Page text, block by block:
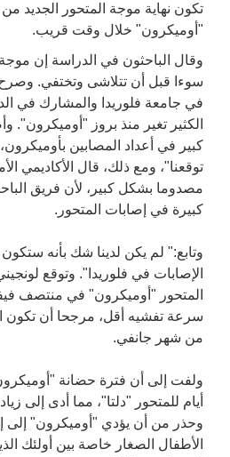
تكون نهاية موجة المتحور الجديد
"أوميكرون" خلال وقت قريب.
وقال الباحثون في الدراسة إن
سوءا قبل أن تتلاشى وتختفي. وصرح
في جامعة فلوريدا والمشارك في
الكثير تغير منذ بروز "أوميكرون".
كبير في أعداد المصابين
توقعنا"، ومع ذلك، قال الأكاديمي
مصدوما بشكل كبير، لأن فريق
كبيرة في إصابات المتحور.
وتابع:" لم يكن لدينا شك بأنه
الإصابات في فلوريدا". وتوقع
المتحور "أوميكرون" في منتصف
سرعة تفشيه أقل، مرجحا أن تكون
من شهر جانفي.
أيام للمتحور "دلتا"، مما أدى إلى
وحذر من أن يؤدي "أوميكرون" إلى